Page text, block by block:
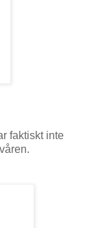
faktiskt inte